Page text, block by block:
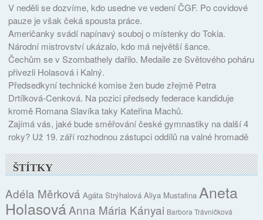
V neděli se dozvíme, kdo usedne ve vedení ČGF. Po covidové
pauze je však čeká spousta práce.
Američanky svádí napínavý souboj o místenky do Tokia.
Národní mistrovství ukázalo, kdo má největší šance.
Čechům se v Szombathely dařilo. Medaile ze Světového poháru
přivezli Holasová i Kalný.
Předsedkyní technické komise žen bude zřejmě Petra
Drtílková-Cenková. Na pozici předsedy federace kandiduje
kromě Romana Slavíka taky Kateřina Machů.
Zajímá vás, jaké bude směřování české gymnastiky na další 4
roky? Už 19. září rozhodnou zástupci oddílů na valné hromadě
ŠTÍTKY
Adéla Měrková Agáta Strýhalová Aliya Mustafina Aneta
HolasováAnna Mária Kányai Barbora Trávničková